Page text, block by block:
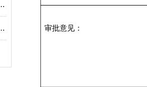
奋力做好通信保障
兴分公司闻令而动 审批意见：